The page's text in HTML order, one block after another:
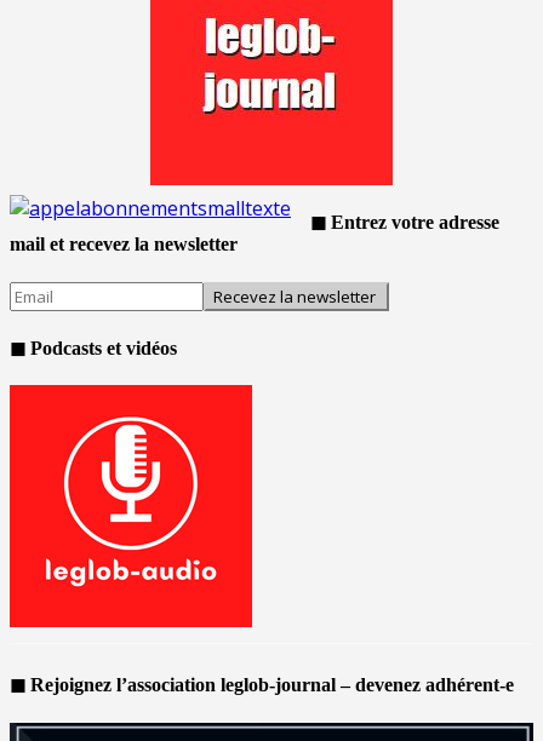
◼ Entrez votre adresse
mail et recevez la newsletter
◼ Podcasts et vidéos
◼ Rejoignez l’association leglob-journal – devenez adhérent-e